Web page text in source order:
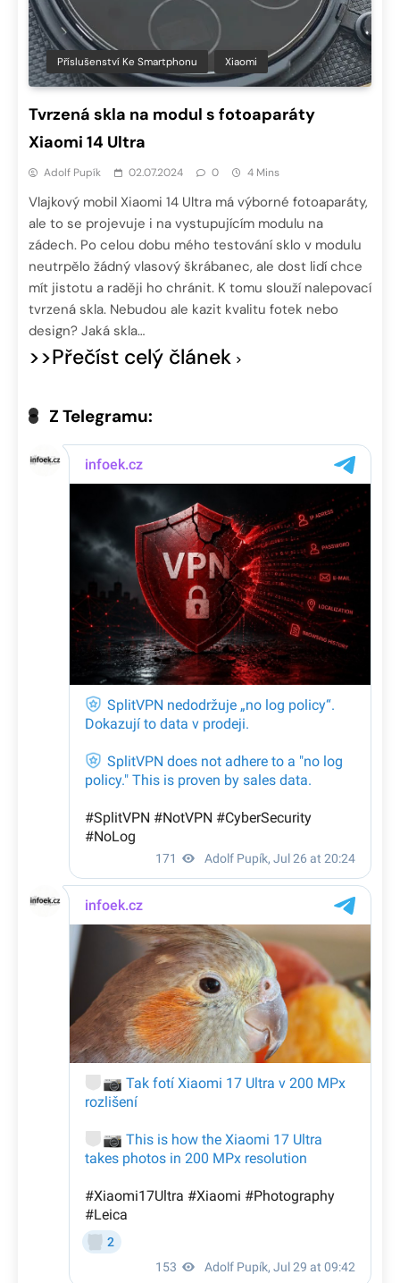
Příslušenství Ke Smartphonu Xiaomi
Tvrzená skla na modul s fotoaparáty
Xiaomi 14 Ultra
Adolf Pupík 02.07.2024 0 4 Mins
Vlajkový mobil Xiaomi 14 Ultra má výborné fotoaparáty,
ale to se projevuje i na vystupujícím modulu na
zádech. Po celou dobu mého testování sklo v modulu
neutrpělo žádný vlasový škrábanec, ale dost lidí chce
mít jistotu a raději ho chránit. K tomu slouží nalepovací
tvrzená skla. Nebudou ale kazit kvalitu fotek nebo
design? Jaká skla…
>>Přečíst celý článek
Z Telegramu: